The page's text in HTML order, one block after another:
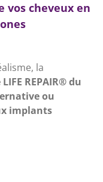
vos cheveux en
la
REPAIR®du
ou
implants